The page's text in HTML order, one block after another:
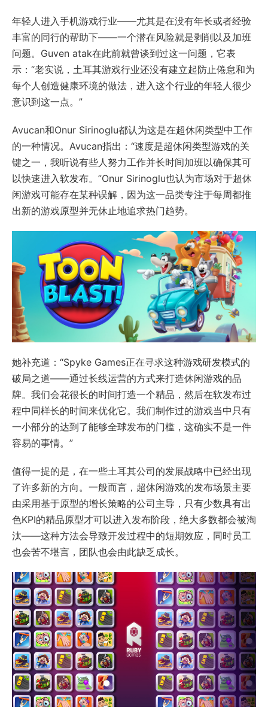
年轻人进入手机游戏行业——尤其是在没有年长或者经验
丰富的同行的帮助下——一个潜在风险就是剥削以及加班
问题。Guven atak在此前就曾谈到过这一问题，它表
示：“老实说，土耳其游戏行业还没有建立起防止倦怠和为
每个人创造健康环境的做法，进入这个行业的年轻人很少
意识到这一点。”
Avucan和Onur Sirinoglu都认为这是在超休闲类型中工作
的一种情况。Avucan指出：“速度是超休闲类型游戏的关
键之一，我听说有些人努力工作并长时间加班以确保其可
以快速进入软发布。”Onur Sirinoglu也认为市场对于超休
闲游戏可能存在某种误解，因为这一品类专注于每周都推
出新的游戏原型并无休止地追求热门趋势。
她补充道：“Spyke Games正在寻求这种游戏研发模式的
破局之道——通过长线运营的方式来打造休闲游戏的品
牌。我们会花很长的时间打造一个精品，然后在软发布过
程中同样长的时间来优化它。我们制作过的游戏当中只有
一小部分的达到了能够全球发布的门槛，这确实不是一件
容易的事情。”
值得一提的是，在一些土耳其公司的发展战略中已经出现
了许多新的方向。一般而言，超休闲游戏的发布场景主要
由采用基于原型的增长策略的公司主导，只有少数具有出
色KPI的精品原型才可以进入发布阶段，绝大多数都会被淘
汰——这种方法会导致开发过程中的短期效应，同时员工
也会苦不堪言，团队也会由此缺乏成长。